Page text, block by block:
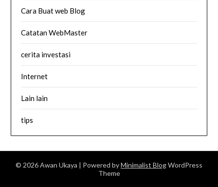
Cara Buat web Blog
Catatan WebMaster
cerita investasi
Internet
Lain lain
tips
© 2026 Awan Ukaya | Powered byMinimalist BlogWordPress
Theme